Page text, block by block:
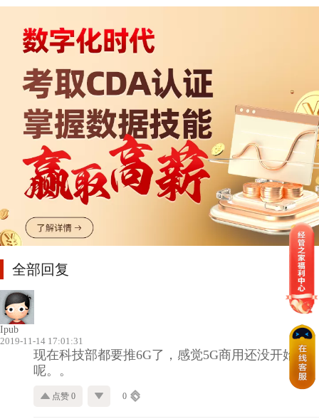
全部回复
Ipub
2019-11-14 17:01:31
现在科技部都要推6G了，感觉5G商用还没开始
呢。。
点赞 0 0